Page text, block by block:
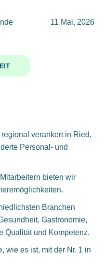
11 Mai, 2026
verankert in Ried,
Personal- und
bieten wir
Branchen
Gastronomie,
Qualität und Kompetenz.
wie es ist, mit der Nr. 1 in